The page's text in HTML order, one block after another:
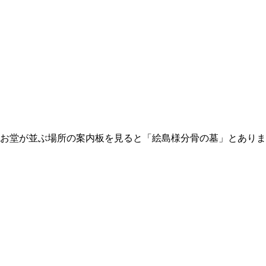
お堂が並ぶ場所の案内板を見ると「絵島様分骨の墓」とあり